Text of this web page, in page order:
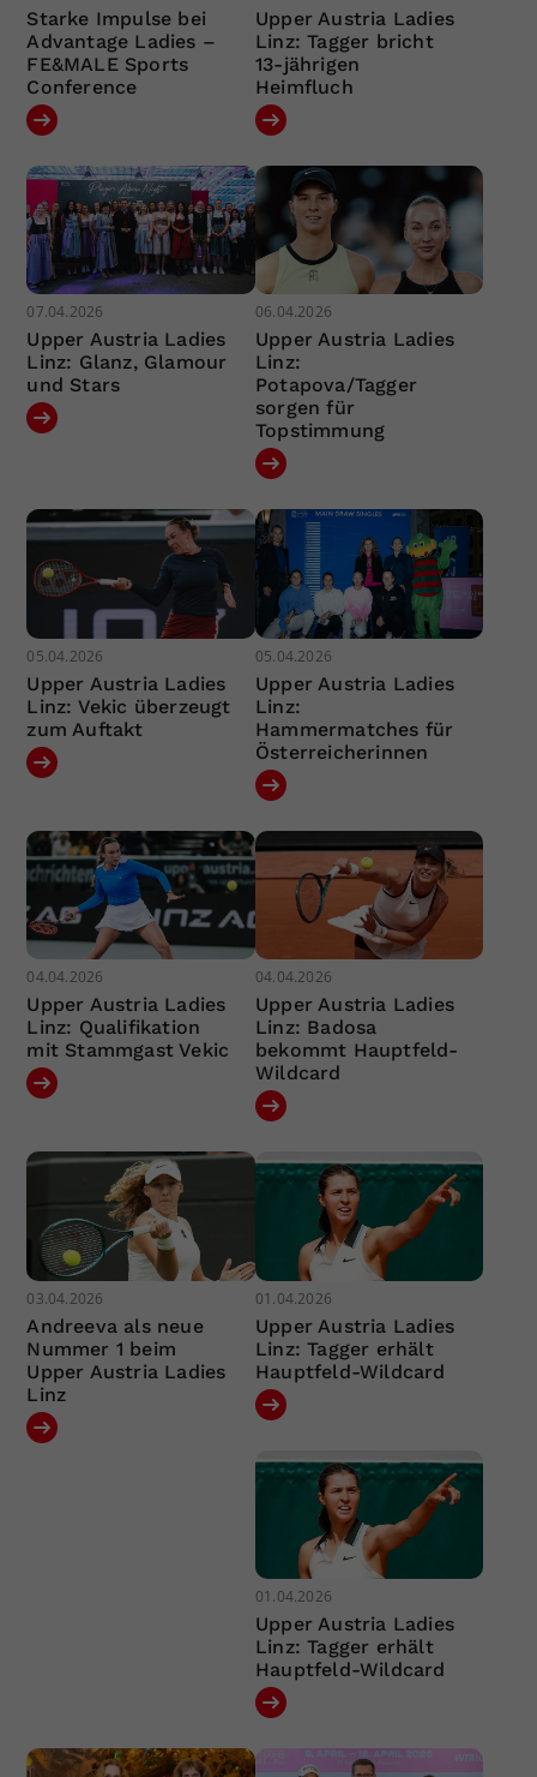
Starke Impulse bei
Advantage Ladies –
FE&MALE Sports
Conference
Upper Austria Ladies
Linz: Tagger bricht
13-jährigen
Heimfluch
07.04.2026
Upper Austria Ladies
Linz: Glanz, Glamour
und Stars
06.04.2026
Upper Austria Ladies
Linz:
Potapova/Tagger
sorgen für
Topstimmung
05.04.2026
Upper Austria Ladies
Linz: Vekic überzeugt
zum Auftakt
05.04.2026
Upper Austria Ladies
Linz:
Hammermatches für
Österreicherinnen
04.04.2026
Upper Austria Ladies
Linz: Qualifikation
mit Stammgast Vekic
04.04.2026
Upper Austria Ladies
Linz: Badosa
bekommt Hauptfeld-
Wildcard
03.04.2026
Andreeva als neue
Nummer 1 beim
Upper Austria Ladies
Linz
01.04.2026
Upper Austria Ladies
Linz: Tagger erhält
Hauptfeld-Wildcard
01.04.2026
Upper Austria Ladies
Linz: Tagger erhält
Hauptfeld-Wildcard